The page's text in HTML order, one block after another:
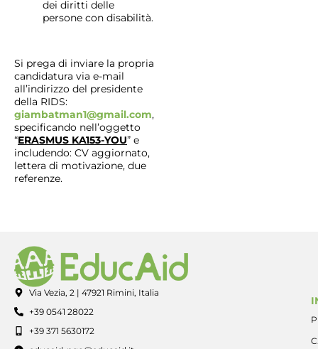
dei diritti delle
persone con disabilità.
Si prega di inviare la propria
candidatura via e-mail
all’indirizzo del presidente
della RIDS:
giambatman1@gmail.com,
specificando nell’oggetto
“ERASMUS KA153-YOU” e
includendo: CV aggiornato,
lettera di motivazione, due
referenze.
Via Vezia, 2 | 47921 Rimini, Italia
+39 0541 28022
+39 371 5630172